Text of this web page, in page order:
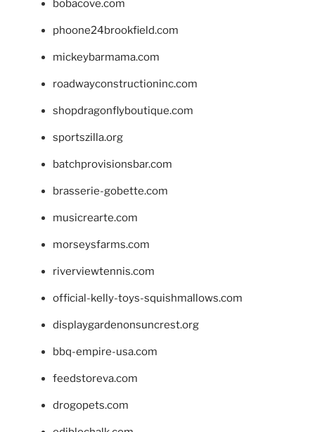
bobacove.com
phoone24brookfield.com
mickeybarmama.com
roadwayconstructioninc.com
shopdragonflyboutique.com
sportszilla.org
batchprovisionsbar.com
brasserie-gobette.com
musicrearte.com
morseysfarms.com
riverviewtennis.com
official-kelly-toys-squishmallows.com
displaygardenonsuncrest.org
bbq-empire-usa.com
feedstoreva.com
drogopets.com